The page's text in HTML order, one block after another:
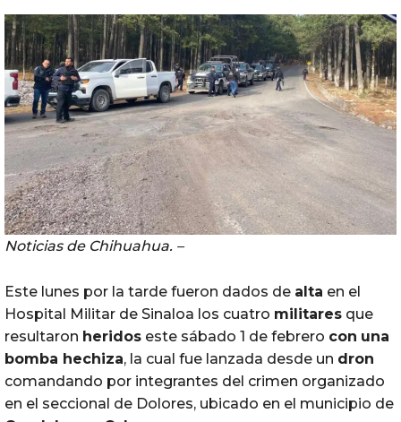
Noticias de Chihuahua. –
Este lunes por la tarde fueron dados de alta en el
Hospital Militar de Sinaloa los cuatro militares que
resultaron heridos este sábado 1 de febrero con una
bomba hechiza, la cual fue lanzada desde un dron
comandando por integrantes del crimen organizado
en el seccional de Dolores, ubicado en el municipio de